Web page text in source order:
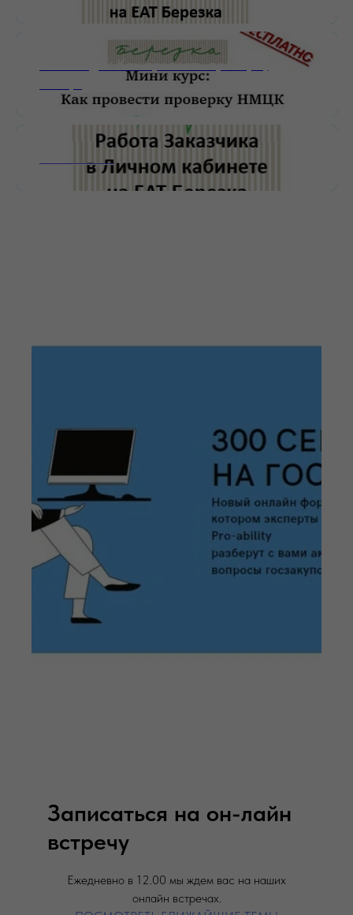
Мини-курс: Как провести проверку
___________________
Записаться на он-лайн
встречу
Ежедневно в 12.00 мы ждем вас на наших
онлайн встречах.